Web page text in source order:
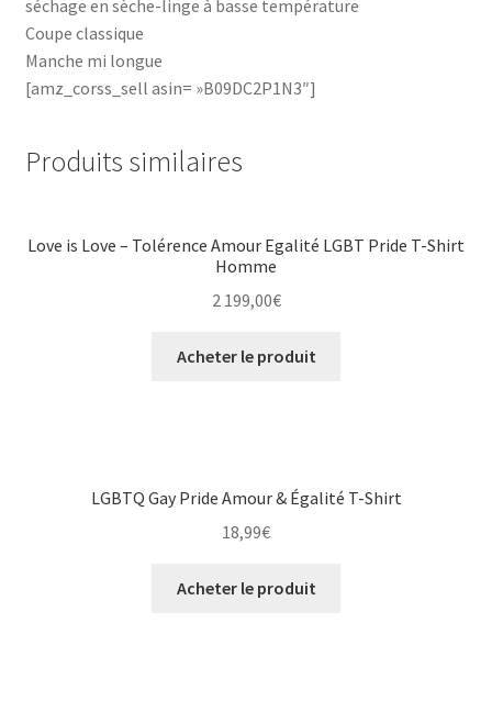
séchage en sèche-linge à basse température
Coupe classique
Manche mi longue
[amz_corss_sell asin= »B09DC2P1N3″]
Produits similaires
Love is Love – Tolérence Amour Egalité LGBT Pride T-Shirt
Homme
2 199,00€
Acheter le produit
LGBTQ Gay Pride Amour & Égalité T-Shirt
18,99€
Acheter le produit